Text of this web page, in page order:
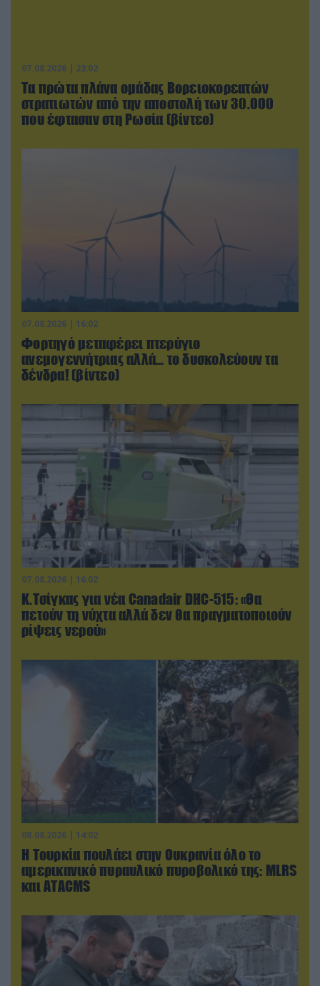
07.08.2026 | 23:02
Τα πρώτα πλάνα ομάδας Βορειοκορεατών
στρατιωτών από την αποστολή των 30.000
που έφτασαν στη Ρωσία (βίντεο)
07.08.2026 | 16:02
Φορτηγό μεταφέρει πτερύγιο
ανεμογεννήτριας αλλά… το δυσκολεύουν τα
δένδρα! (βίντεο)
07.08.2026 | 16:02
Κ.Τσίγκας για νέα Canadair DHC-515: «Θα
πετούν τη νύχτα αλλά δεν θα πραγματοποιούν
ρίψεις νερού»
08.08.2026 | 14:02
Η Τουρκία πουλάει στην Ουκρανία όλο το
αμερικανικό πυραυλικό πυροβολικό της: MLRS
και ΑΤΑCMS